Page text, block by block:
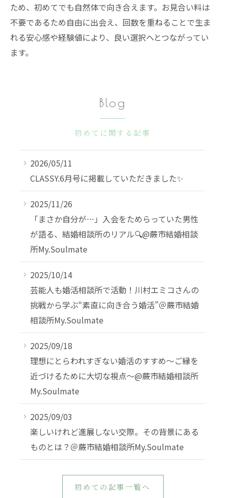
ため、初めてでも自然体で向き合えます。お見合い料は
不要であるため自由に出会え、回数を重ねることで生ま
れる安心感や経験値により、良い選択へとつながってい
ます。
Blog
初めてに関する記事
2026/05/11
CLASSY.6月号に掲載していただきました✨
2025/11/26
「まさか自分が…」入会をためらっていた男性
が語る、結婚相談所のリアル🔍@蕨市結婚相談
所My.Soulmate
2025/10/14
芸能人も婚活相談所で活動！川村エミコさんの
挑戦から学ぶ“素直に向き合う婚活”＠蕨市結婚
相談所My.Soulmate
2025/09/18
理想にとらわれすぎない婚活のすすめ〜ご縁を
近づけるために大切な視点〜@蕨市結婚相談所
My.Soulmate
2025/09/03
楽しいけれど進展しない交際。その背景にある
ものとは？＠蕨市結婚相談所My.Soulmate
初めての記事一覧へ